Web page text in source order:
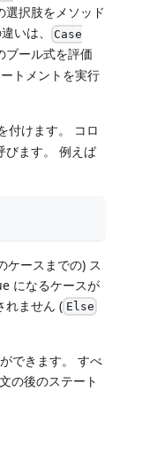
択肢をメソッド
いは、
Case
ール式を評価
トメントを実行
付けます。 コロ
びます。 例えば
ケースまでの) ス
になるケースが
れません ( Else
できます。 すべ
の後のステート